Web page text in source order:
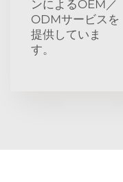
ンによるOEM／
ODMサービスを
提供していま
す。